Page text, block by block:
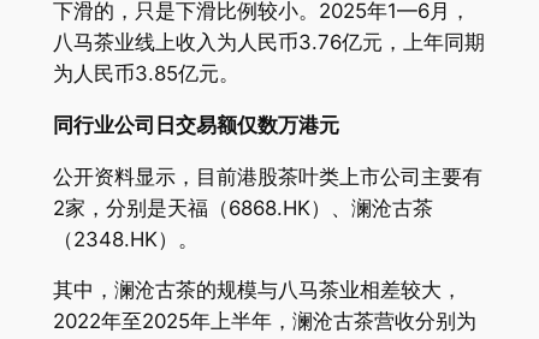
下滑的，只是下滑比例较小。2025年1—6月，
八马茶业线上收入为人民币3.76亿元，上年同期
为人民币3.85亿元。
同行业公司日交易额仅数万港元
公开资料显示，目前港股茶叶类上市公司主要有
2家，分别是天福（6868.HK）、澜沧古茶
（2348.HK）。
其中，澜沧古茶的规模与八马茶业相差较大，
2022年至2025年上半年，澜沧古茶营收分别为